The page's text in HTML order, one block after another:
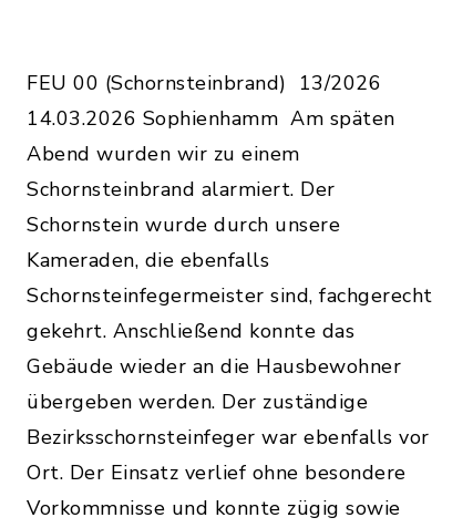
FEU 00 (Schornsteinbrand) 13/2026
14.03.2026 Sophienhamm Am späten
Abend wurden wir zu einem
Schornsteinbrand alarmiert. Der
Schornstein wurde durch unsere
Kameraden, die ebenfalls
Schornsteinfegermeister sind, fachgerecht
gekehrt. Anschließend konnte das
Gebäude wieder an die Hausbewohner
übergeben werden. Der zuständige
Bezirksschornsteinfeger war ebenfalls vor
Ort. Der Einsatz verlief ohne besondere
Vorkommnisse und konnte zügig sowie